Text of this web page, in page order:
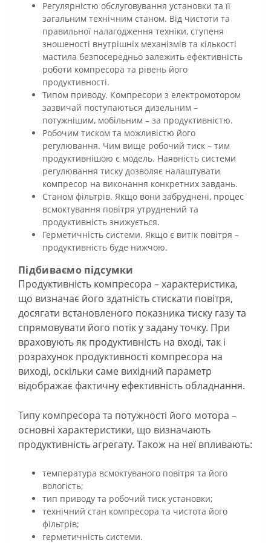
Регулярністю обслуговування установки та її
загальним технічним станом. Від чистоти та
правильної налагодження техніки, ступеня
зношеності внутрішніх механізмів та кількості
мастила безпосередньо залежить ефективність
роботи компресора та рівень його
продуктивності.
Типом приводу. Компресори з електромотором
зазвичай поступаються дизельним –
потужнішим, мобільним – за продуктивністю.
Робочим тиском та можливістю його
регулювання. Чим вище робочий тиск – тим
продуктивнішою є модель. Наявність системи
регулювання тиску дозволяє налаштувати
компресор на виконання конкретних завдань.
Станом фільтрів. Якщо вони забруднені, процес
всмоктування повітря утруднений та
продуктивність знижується.
Герметичність системи. Якщо є витік повітря –
продуктивність буде нижчою.
Підбиваємо підсумки
Продуктивність компресора – характеристика,
що визначає його здатність стискати повітря,
досягати встановленого показника тиску газу та
спрямовувати його потік у задану точку. При
враховують як продуктивність на вході, так і
розрахунок продуктивності компресора на
виході, оскільки саме вихідний параметр
відображає фактичну ефективність обладнання.
Типу компресора та потужності його мотора –
основні характеристики, що визначають
продуктивність агрегату. Також на неї впливають:
температура всмоктуваного повітря та його
вологість;
тип приводу та робочий тиск установки;
технічний стан компресора та чистота його
фільтрів;
герметичність системи.